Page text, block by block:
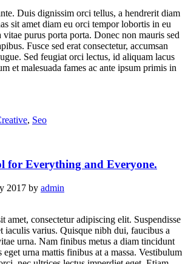
Duis dignissim orci tellus, a hendrerit diam
sit amet diam eu orci tempor lobortis in eu
purus porta porta. Donec non mauris sed
Fusce sed erat consectetur, accumsan
Sed feugiat orci lectus, id aliquam lacus
et malesuada fames ac ante ipsum primis in
, Seo
for Everything and Everyone.
2017 by admin
amet, consectetur adipiscing elit. Suspendisse
iaculis varius. Quisque nibh dui, faucibus a
urna. Nam finibus metus a diam tincidunt
urna mattis finibus at a massa. Vestibulum